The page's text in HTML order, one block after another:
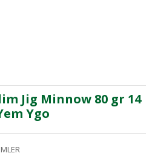
Jig Minnow 80 gr 14
Ygo